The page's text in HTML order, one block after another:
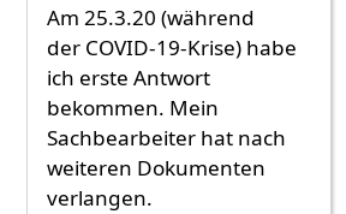
Am 25.3.20 (während
der COVID-19-Krise) habe
ich erste Antwort
bekommen. Mein
Sachbearbeiter hat nach
weiteren Dokumenten
verlangen.